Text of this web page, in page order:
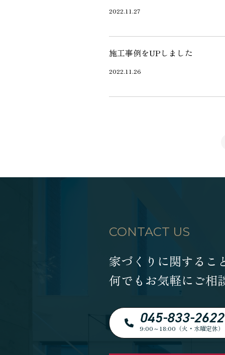
2022.11.27
施工事例をUPしました
2022.11.26
CONTACT US
家づくりに関するこ
何でもお気軽にご相
045-833-2622
9:00～18:00（火・水曜定休）